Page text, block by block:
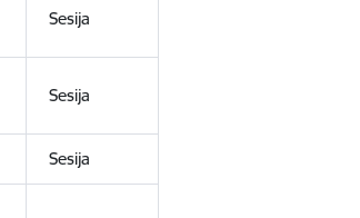
Sesija
Sesija
Sesija